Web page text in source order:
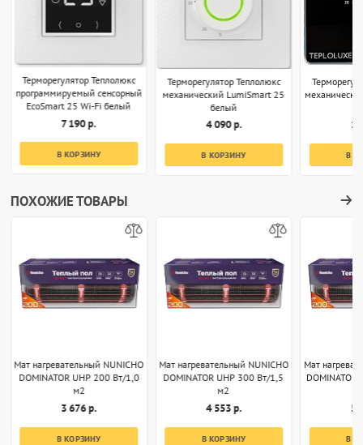
Терморегулятор Теплолюкс
программируемый сенсорный
EcoSmart 25 Wi-Fi белый
7 190 р.
В КОРЗИНУ
Терморегулятор Теплолюкс
механический LumiSmart 25
белый
4 090 р.
В КОРЗИНУ
1
В
ПОХОЖИЕ ТОВАРЫ
Мат нагревательный NUNICHO
DOMINATOR UHP 200 Вт/1,0
м2
3 676 р.
В КОРЗИНУ
Мат нагревательный NUNICHO
DOMINATOR UHP 300 Вт/1,5
м2
4 553 р.
В КОРЗИНУ
Мат
5
В